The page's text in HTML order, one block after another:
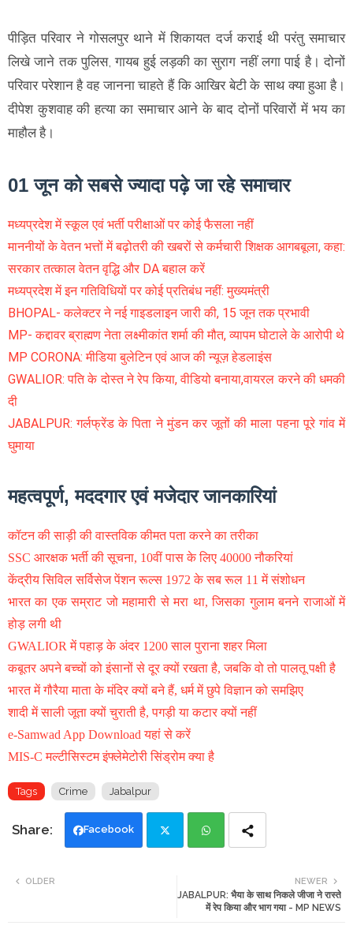
पीड़ित परिवार ने गोसलपुर थाने में शिकायत दर्ज कराई थी परंतु समाचार
लिखे जाने तक पुलिस, गायब हुई लड़की का सुराग नहीं लगा पाई है। दोनों
परिवार परेशान है वह जानना चाहते हैं कि आखिर बेटी के साथ क्या हुआ है।
दीपेश कुशवाह की हत्या का समाचार आने के बाद दोनों परिवारों में भय का
माहौल है।
01 जून को सबसे ज्यादा पढ़े जा रहे समाचार
मध्यप्रदेश में स्कूल एवं भर्ती परीक्षाओं पर कोई फैसला नहीं
माननीयों के वेतन भत्तों में बढ़ोतरी की खबरों से कर्मचारी शिक्षक आगबबूला, कहा:
सरकार तत्काल वेतन वृद्धि और DA बहाल करें
मध्यप्रदेश में इन गतिविधियों पर कोई प्रतिबंध नहीं: मुख्यमंत्री
BHOPAL- कलेक्टर ने नई गाइडलाइन जारी की, 15 जून तक प्रभावी
MP- कद्दावर ब्राह्मण नेता लक्ष्मीकांत शर्मा की मौत, व्यापम घोटाले के आरोपी थे
MP CORONA: मीडिया बुलेटिन एवं आज की न्यूज़ हेडलाइंस
GWALIOR: पति के दोस्त ने रेप किया, वीडियो बनाया,वायरल करने की धमकी
दी
JABALPUR: गर्लफ्रेंड के पिता ने मुंडन कर जूतों की माला पहना पूरे गांव में
घुमाया
महत्वपूर्ण, मददगार एवं मजेदार जानकारियां
कॉटन की साड़ी की वास्तविक कीमत पता करने का तरीका
SSC आरक्षक भर्ती की सूचना, 10वीं पास के लिए 40000 नौकरियां
केंद्रीय सिविल सर्विसेज पेंशन रूल्स 1972 के सब रूल 11 में संशोधन
भारत का एक सम्राट जो महामारी से मरा था, जिसका गुलाम बनने राजाओं में
होड़ लगी थी
GWALIOR में पहाड़ के अंदर 1200 साल पुराना शहर मिला
कबूतर अपने बच्चों को इंसानों से दूर क्यों रखता है, जबकि वो तो पालतू पक्षी है
भारत में गौरैया माता के मंदिर क्यों बने हैं, धर्म में छुपे विज्ञान को समझिए
शादी में साली जूता क्यों चुराती है, पगड़ी या कटार क्यों नहीं
e-Samwad App Download यहां से करें
MIS-C मल्टीसिस्टम इंफ्लेमेटोरी सिंड्रोम क्या है
Tags Crime Jabalpur
Facebook
ats
NEWER
JABALPUR: भैया के साथ निकले जीजा ने रास्ते
में रेप किया और भाग गया - MP NEWS
OLDER